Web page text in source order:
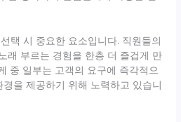
택 시 중요한 요소입니다. 직원들의
래 부르는 경험을 한층 더 즐겁게 만
중 일부는 고객의 요구에 즉각적으
을 제공하기 위해 노력하고 있습니